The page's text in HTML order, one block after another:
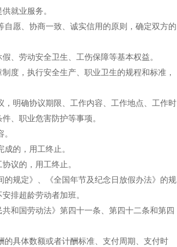
就业服务。
愿、协商一致、诚实信用的原则，确定双方的
劳动安全卫生、工伤保障等基本权益。
，执行安全生产、职业卫生的规程和标准，
明确协议期限、工作内容、工作地点、工作时
、职业危害防护等事项。
。
成的，用工终止。
议的，用工终止。
规定》、《全国年节及纪念日放假办法》的规
排超龄劳动者加班。
国劳动法》第四十一条、第四十二条和第四
具体数额或者计酬标准、支付周期、支付时